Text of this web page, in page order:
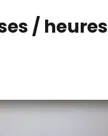
/ heures